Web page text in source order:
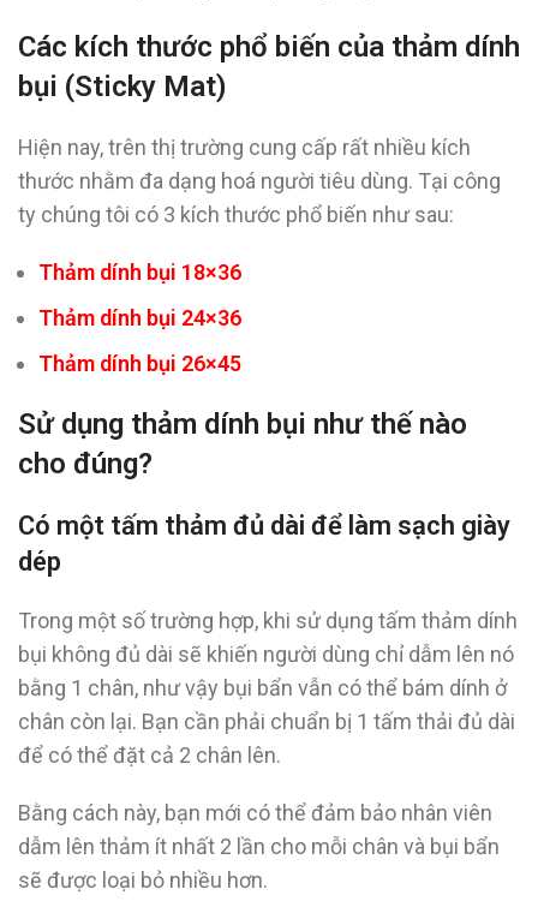
Các kích thước phổ biến của thảm dính
bụi (Sticky Mat)
Hiện nay, trên thị trường cung cấp rất nhiều kích
thước nhằm đa dạng hoá người tiêu dùng. Tại công
ty chúng tôi có 3 kích thước phổ biến như sau:
Thảm dính bụi 18×36
Thảm dính bụi 24×36
Thảm dính bụi 26×45
Sử dụng thảm dính bụi như thế nào
cho đúng?
Có một tấm thảm đủ dài để làm sạch giày
dép
Trong một số trường hợp, khi sử dụng tấm thảm dính
bụi không đủ dài sẽ khiến người dùng chỉ dẫm lên nó
bằng 1 chân, như vậy bụi bẩn vẫn có thể bám dính ở
chân còn lại. Bạn cần phải chuẩn bị 1 tấm thải đủ dài
để có thể đặt cả 2 chân lên.
Bằng cách này, bạn mới có thể đảm bảo nhân viên
dẫm lên thảm ít nhất 2 lần cho mỗi chân và bụi bẩn
sẽ được loại bỏ nhiều hơn.